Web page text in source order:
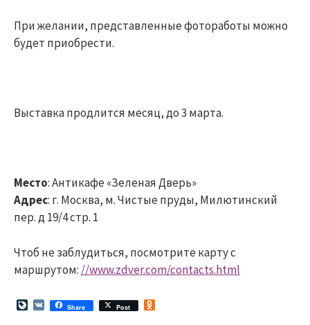
При желании, представленные фотоработы можно
будет приобрести.
Выставка продлится месяц, до 3 марта.
Место: Антикафе «Зеленая Дверь»
Адрес: г. Москва, м. Чистые пруды, Милютинский
пер. д 19/4 стр. 1
Чтоб не заблудиться, посмотрите карту с
маршрутом: //www.zdver.com/contacts.html
Share Post